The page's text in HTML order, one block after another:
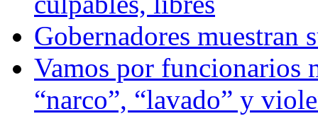
Gobernadores muestran
Vamos por funcionarios
“narco”, “lavado” y